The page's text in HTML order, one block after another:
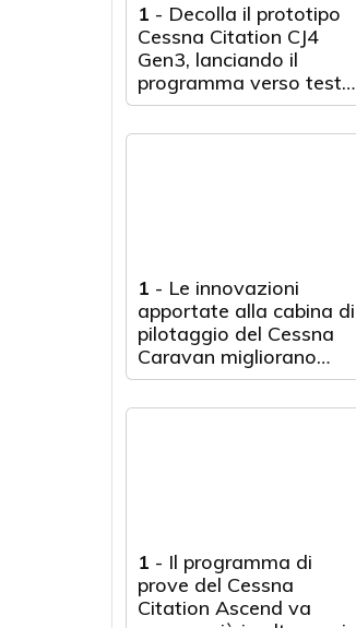
1 - Decolla il prototipo
Cessna Citation CJ4
Gen3, lanciando il
programma verso test
avanzati
1 - Le innovazioni
apportate alla cabina di
pilotaggio del Cessna
Caravan migliorano
l'esperienza di volo per i
piloti
1 - Il programma di
prove del Cessna
Citation Ascend va